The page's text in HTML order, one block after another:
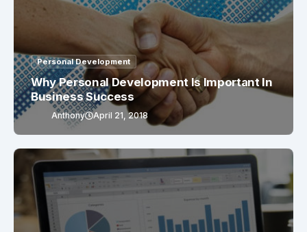
Personal Development
Why Personal Development Is Important In
Business Success
Anthony April 21, 2018